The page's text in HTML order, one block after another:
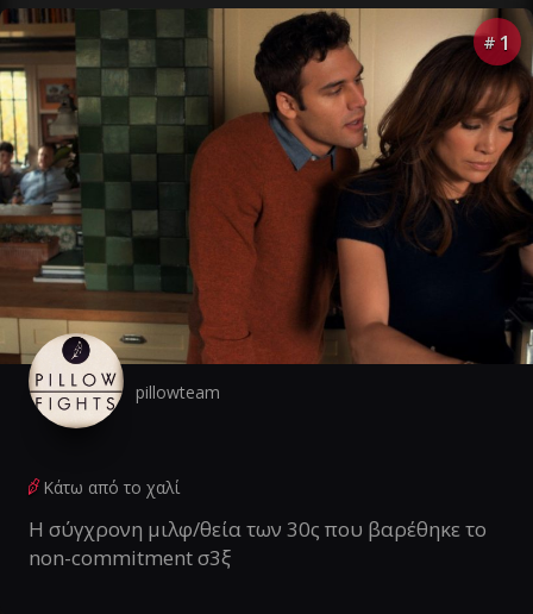
# 1
pillowteam
Κάτω από το χαλί
Η σύγχρονη μιλφ/θεία των 30ς που βαρέθηκε το
non-commitment σ3ξ